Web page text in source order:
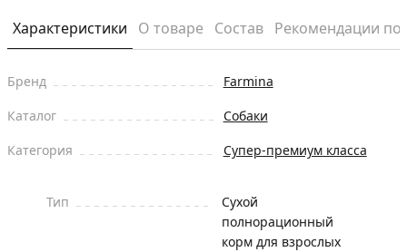
Характеристики О товаре Состав Рекомендации
Бренд
Farmina
Каталог
Собаки
Категория
Супер-премиум класса
Тип
Сухой
полнорационный
корм для взрослых